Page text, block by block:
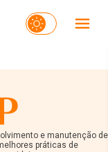
e manutenção de
práticas de